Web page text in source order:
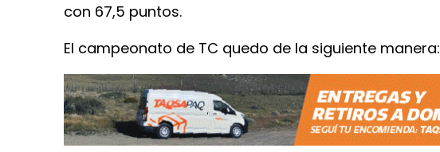
con 67,5 puntos.
El campeonato de TC quedo de la siguiente manera: